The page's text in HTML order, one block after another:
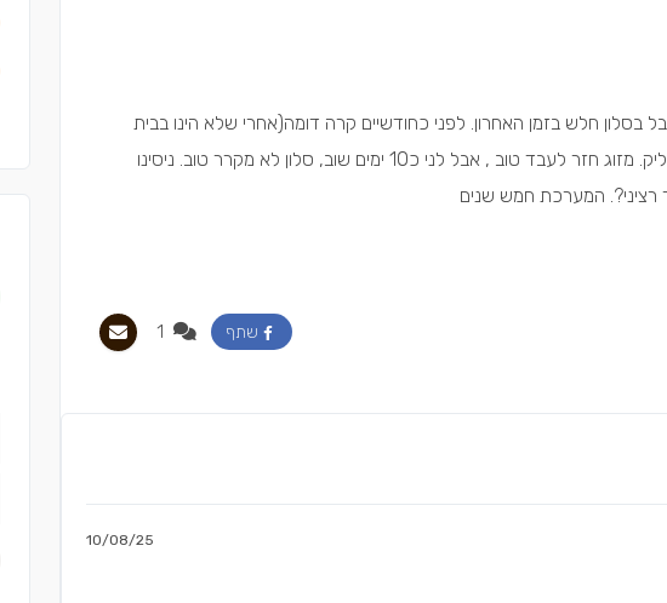
מקרר טובת אבל בסלון חלש בזמן האחרון. לפני כחודשיים קרה דומה(אחרי שלא הינו בבית
כ20ימים). המליצו לכבות את המיזוג מהלוח חשמל ולהדליק. מזוג חזר לעבד טוב , אבל לני כ10 ימים שוב, סלון לא מקרר טוב. ניסינו
רציני?. המערכת חמש שנים
שתף
10/08/25